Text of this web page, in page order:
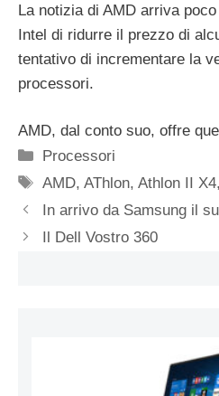
La notizia di AMD arriva
Intel di ridurre il prezzo di
tentativo di incrementare la
processori.
AMD, dal conto suo, offre
Categorie
Processori
Tag
AMD,AThlon,Athlon II X4,
In arrivo da Samsung il
Il Dell Vostro 360